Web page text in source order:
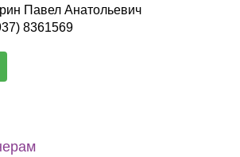
Павел Анатольевич
8361569